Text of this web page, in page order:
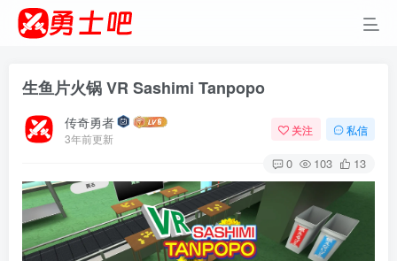
生鱼片火锅 VR Sashimi Tanpopo
传奇勇者
3年前更新
关注 私信
0 103 13